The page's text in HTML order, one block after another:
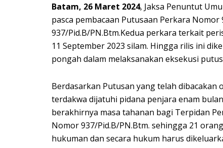
Batam, 26 Maret 2024, Jaksa Penuntut
pasca pembacaan Putusaan Perkara
937/Pid.B/PN.Btm.Kedua perkara terkait
11 September 2023 silam. Hingga rilis ini
pongah dalam melaksanakan eksekusi
Berdasarkan Putusan yang telah dibacakan
terdakwa dijatuhi pidana penjara enam
berakhirnya masa tahanan bagi Terpidan
Nomor 937/Pid.B/PN.Btm. sehingga 21
hukuman dan secara hukum harus